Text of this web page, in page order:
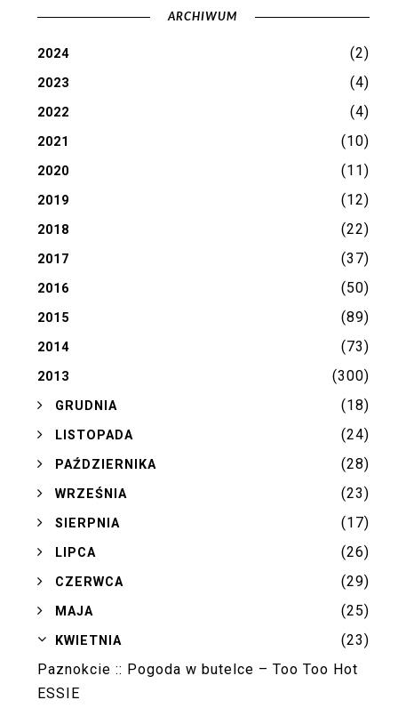
ARCHIWUM
2024 (2)
2023 (4)
2022 (4)
2021 (10)
2020 (11)
2019 (12)
2018 (22)
2017 (37)
2016 (50)
2015 (89)
2014 (73)
2013 (300)
►GRUDNIA (18)
►LISTOPADA (24)
►PAŹDZIERNIKA (28)
►WRZEŚNIA (23)
►SIERPNIA (17)
►LIPCA (26)
►CZERWCA (29)
►MAJA (25)
▼KWIETNIA
(23)
Paznokcie :: Pogoda w butelce – Too Too Hot
ESSIE